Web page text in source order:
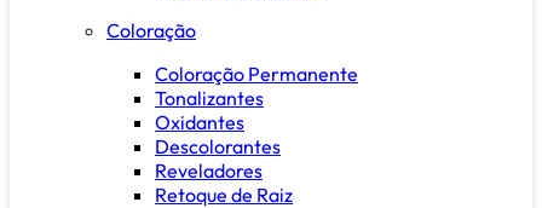
Coloração
Coloração Permanente
Tonalizantes
Oxidantes
Descolorantes
Reveladores
Retoque de Raiz